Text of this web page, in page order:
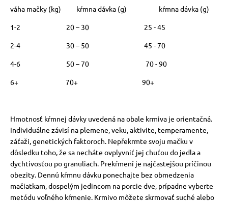
váha mačky (kg) kŕmna dávka (g) kŕmna dávka (g)
1-2 20 – 30 25 - 45
2-4 30 – 50 45 - 70
4-6 50 – 70 70 - 90
6+ 70+ 90+
Hmotnosť kŕmnej dávky uvedená na obale krmiva je orientačná.
Individuálne závisí na plemene, veku, aktivite, temperamente,
záťaži, genetických faktoroch. Nepřekrmte svoju mačku v
dôsledku toho, že sa necháte ovplyvniť jej chuťou do jedla a
dychtivosťou po granuliach. Prekŕmení je najčastejšou príčinou
obezity. Dennú kŕmnu dávku ponechajte bez obmedzenia
mačiatkam, dospelým jedincom na porcie dve, prípadne vyberte
metódu voľného kŕmenie. Krmivo môžete skrmovať suché alebo